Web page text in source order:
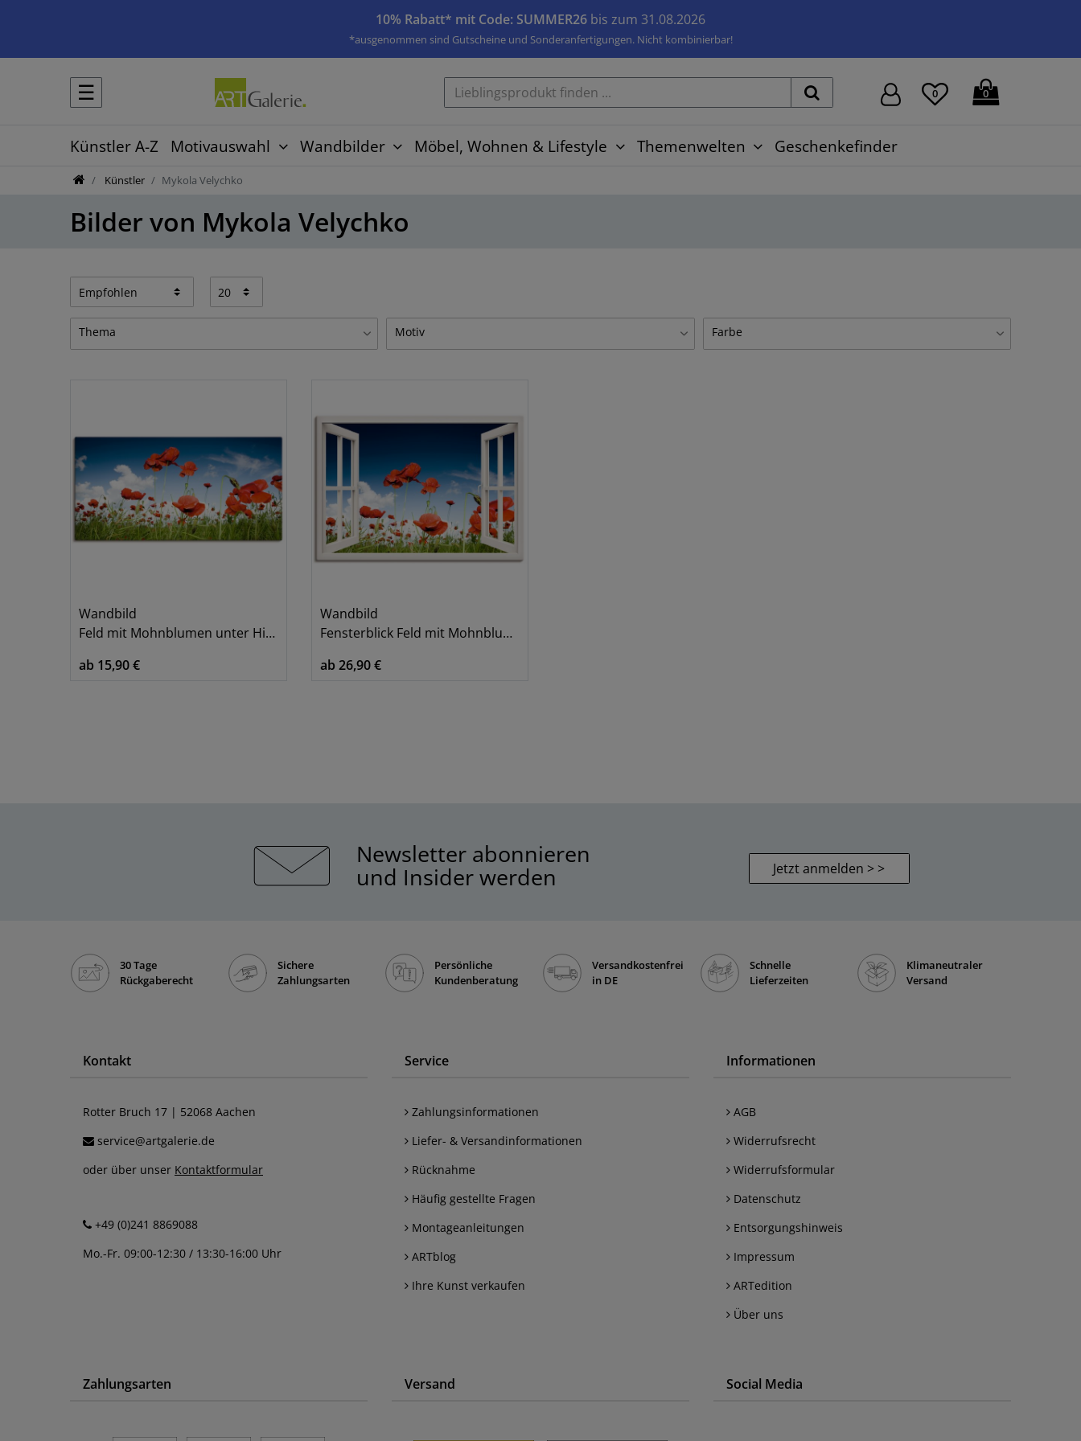
10% Rabatt* mit Code: SUMMER26 bis zum 31.08.2026
*ausgenommen sind Gutscheine und Sonderanfertigungen. Nicht kombinierbar!
☰ 0 0
Künstler A-Z Motivauswahl Wandbilder Möbel, Wohnen & Lifestyle Themenwelten Geschenkefinder
Künstler Mykola Velychko
Bilder von Mykola Velychko
Thema
Motiv
Farbe
Wandbild
Feld mit Mohnblumen unter Himmel
ab 15,90 €
Wandbild
Fensterblick Feld mit Mohnblumen, weiß
ab 26,90 €
Newsletter abonnieren
und Insider werden Jetzt anmelden > >
30 Tage
Rückgaberecht
Sichere
Zahlungsarten
Persönliche
Kundenberatung
Versandkostenfrei
in DE
Schnelle
Lieferzeiten
Klimaneutraler
Versand
Kontakt
Rotter Bruch 17 | 52068 Aachen
service@artgalerie.de
oder über unser Kontaktformular
+49 (0)241 8869088
Mo.-Fr. 09:00-12:30 / 13:30-16:00 Uhr
Service
Zahlungsinformationen
Liefer- & Versandinformationen
Rücknahme
Häufig gestellte Fragen
Montageanleitungen
ARTblog
Ihre Kunst verkaufen
Informationen
AGB
Widerrufsrecht
Widerrufsformular
Datenschutz
Entsorgungshinweis
Impressum
ARTedition
Über uns
Zahlungsarten Versand Social Media